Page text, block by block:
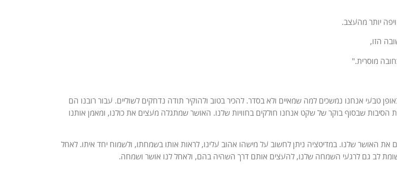
יותר מהעצב.
הזו,
מוסרית."
טבעי אנחנו נמשכים למה שמאיים ולא בסדר. להכיר בטוב ולהוקיר תודה נדחקים לשוליים. עבור רובנו הם
הסיבות שבסוף בוקר של שקט אנחנו חולקים בחוויות שלנו. האושר שמתגלה מעצים את כולנו, ומאמן אותנו
האושר שלנו. במדיטציה ניתן לחשוב על מישהו אהוב עלינו, לראות אותו בשמחתו, ולשמוח יחד איתו. לאחל
לב גם לרגעי השמחה שלנו, להעצים אותם דרך השהיה בהם, ולאחל לנו אושר ושמחה.